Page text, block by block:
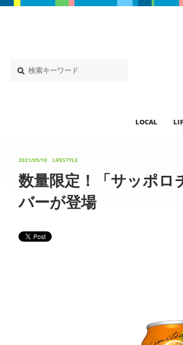
LOCAL
2021/05/10 LIFESTYLE
数量限定！「サッポロ
バーが登場